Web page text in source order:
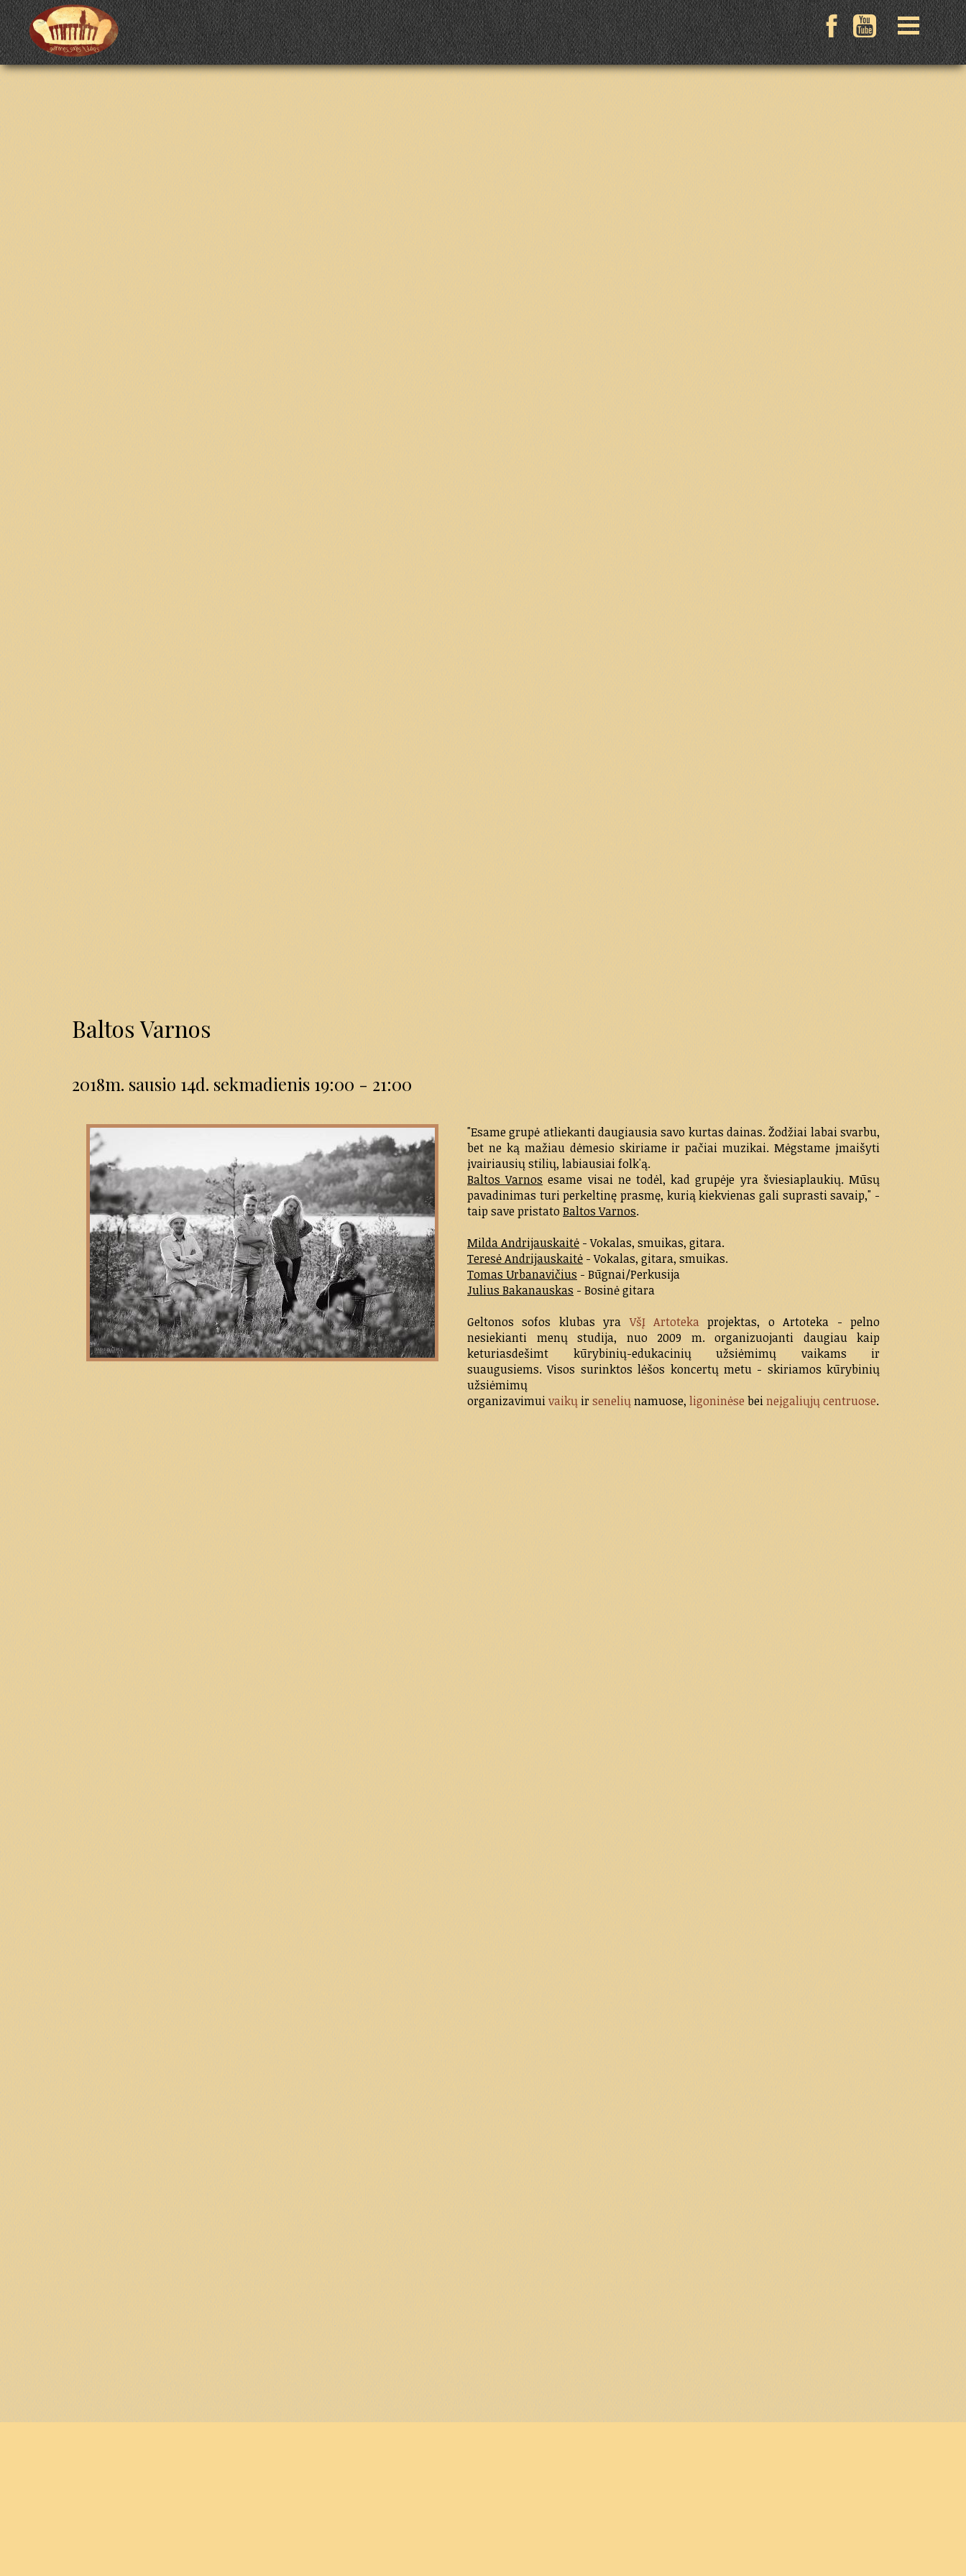
Baltos Varnos
2018m. sausio 14d. sekmadienis 19:00 - 21:00
"Esame grupė atliekanti daugiausia savo kurtas dainas. Žodžiai labai svarbu,
bet ne ką mažiau dėmesio skiriame ir pačiai muzikai. Mėgstame įmaišyti
įvairiausių stilių, labiausiai folk'ą.
Baltos Varnos esame visai ne todėl, kad grupėje yra šviesiaplaukių. Mūsų
pavadinimas turi perkeltinę prasmę, kurią kiekvienas gali suprasti savaip," -
taip save pristatoBaltos Varnos.
Milda Andrijauskaitė - Vokalas, smuikas, gitara.
Teresė Andrijauskaitė - Vokalas, gitara, smuikas.
Tomas Urbanavičius - Būgnai/Perkusija
Julius Bakanauskas - Bosinė gitara
Geltonos sofos klubas yraVšĮ Artoteka projektas, o Artoteka - pelno
nesiekianti menų studija, nuo 2009 m. organizuojanti daugiau kaip
keturiasdešimt kūrybinių-edukacinių užsiėmimų vaikams ir
suaugusiems. Visos surinktos lėšos koncertų metu - skiriamos kūrybinių
užsiėmimų
organizavimuivaikų irseneliųnamuose, ligoninėse beineįgaliųjų centruose.